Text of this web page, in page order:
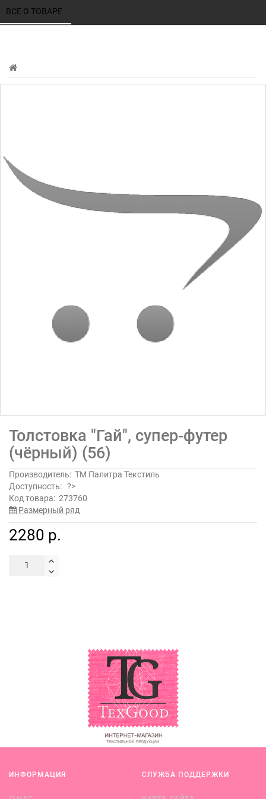
ВСЕ О ТОВАРЕ
Толстовка "Гай", супер-футер
(чёрный) (56)
Производитель: ТМ Палитра Текстиль
Доступность: ?>
Код товара: 273760
Размерный ряд
2280 р.
ИНФОРМАЦИЯ СЛУЖБА ПОДДЕРЖКИ